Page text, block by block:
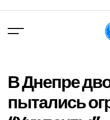
вмісту
В Днепре
пытались